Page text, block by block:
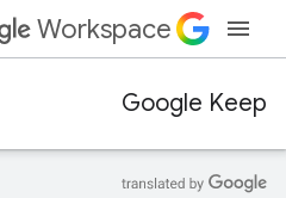
Workspace
Google Keep